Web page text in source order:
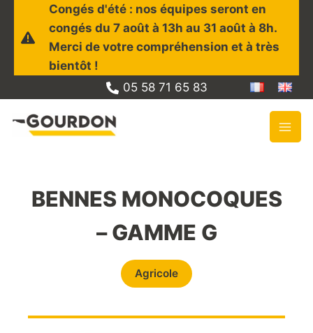
contenu
Congés d'été : nos équipes seront en
congés du 7 août à 13h au 31 août à 8h.
Merci de votre compréhension et à très
bientôt !
05 58 71 65 83
BENNES MONOCOQUES
– GAMME G
Agricole